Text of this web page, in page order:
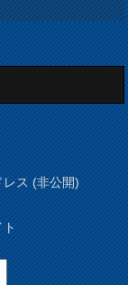
レス (非公開)
ト